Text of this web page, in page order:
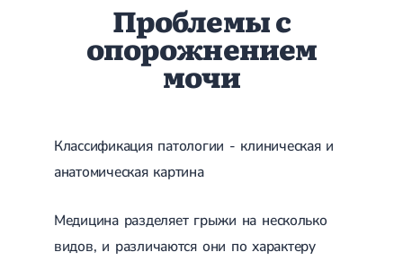
Лечение переломов лодыжек
Лечение переломов ключицы
Лечение переломов плеча
Лечение переломов предплечья
Лечение переломов костей таза
Лечение переломов голени
Лечение переломов пятки
Полиостеоартроз
PRP-терапия
Разрыв связок
Разрыв связок плечевого сустава
Проблемы с
опорожнением
мочи
Классификация патологии - клиническая и
анатомическая картина
Медицина разделяет грыжи на несколько
видов, и различаются они по характеру